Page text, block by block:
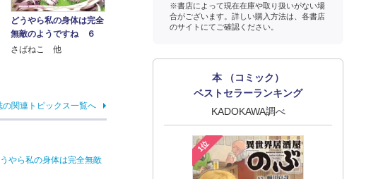
どうやら私の身体は完全
無敵のようですね ６
さばねこ 他
の関連トピックス一覧へ
やら私の身体は完全無敵
※書店によって現在在庫や取り扱いがない場
合がございます。詳しい購入方法は、各書店
のサイトにてご確認ください。
本 （コミック）
ベストセラーランキング
KADOKAWA調べ
1位